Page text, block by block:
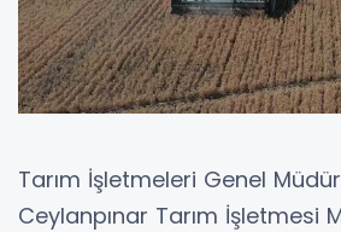
Tarım İşletmeleri Genel
Ceylanpınar Tarım İşletmesi